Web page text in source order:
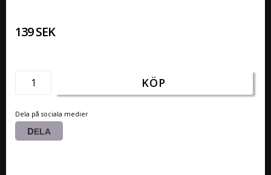
139 SEK
KÖP
Dela på sociala medier
DELA